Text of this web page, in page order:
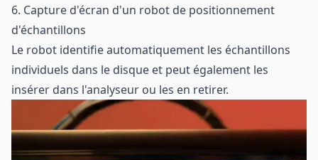
6. Capture d'écran d'un robot de positionnement
d'échantillons
Le robot identifie automatiquement les échantillons
individuels dans le disque et peut également les
insérer dans l'analyseur ou les en retirer.